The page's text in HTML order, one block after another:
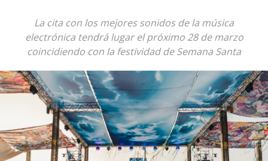
La cita con los mejores sonidos de la música
electrónica tendrá lugar el próximo 28 de marzo
coincidiendo con la festividad de Semana Santa